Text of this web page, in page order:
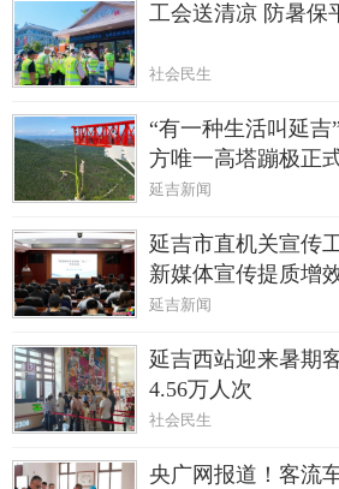
工会送清凉 防暑保
社会民生
“有一种生活叫延
方唯一高塔蹦极正
延吉新闻
延吉市直机关宣传
新媒体宣传提质增
延吉新闻
延吉西站迎来暑期
4.56万人次
社会民生
央广网报道！客流